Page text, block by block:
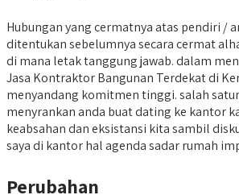
Hubungan yang cermatnya atas pendiri /
ditentukan sebelumnya secara cermat
di mana letak tanggung jawab. dalam
Jasa Kontraktor Bangunan Terdekat di
menyandang komitmen tinggi. salah
menyrankan anda buat dating ke kantor
keabsahan dan eksistansi kita sambil
saya di kantor hal agenda sadar rumah
Perubahan